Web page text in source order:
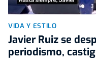
VIDA Y ESTILO
Javier Ruiz se
periodismo,